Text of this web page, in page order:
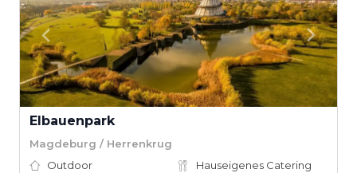
Elbauenpark
Magdeburg / Herrenkrug
Outdoor
Hauseigenes Catering